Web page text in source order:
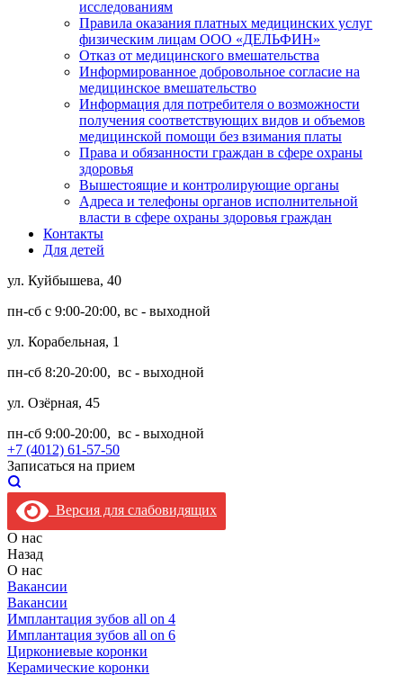
исследованиям
Правила оказания платных медицинских услуг
физическим лицам ООО «ДЕЛЬФИН»
Отказ от медицинского вмешательства
Информированное добровольное согласие на
медицинское вмешательство
Информация для потребителя о возможности
получения соответствующих видов и объемов
медицинской помощи без взимания платы
Права и обязанности граждан в сфере охраны
здоровья
Вышестоящие и контролирующие органы
Адреса и телефоны органов исполнительной
власти в сфере охраны здоровья граждан
Контакты
Для детей
ул. Куйбышева, 40
пн-сб с 9:00-20:00, вс - выходной
ул. Корабельная, 1
пн-сб 8:20-20:00, вс - выходной
ул. Озёрная, 45
пн-сб 9:00-20:00, вс - выходной
+7 (4012) 61-57-50
Записаться на прием
Версия для слабовидящих
О нас
Назад
О нас
Вакансии
Вакансии
Имплантация зубов all on 4
Имплантация зубов all on 6
Циркониевые коронки
Керамические коронки